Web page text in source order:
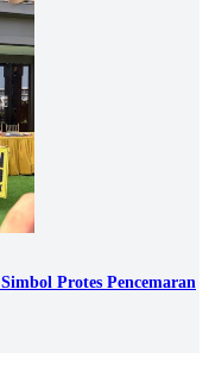
Protes Pencemaran